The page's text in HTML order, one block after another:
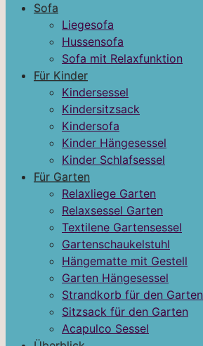
Sofa
Liegesofa
Hussensofa
Sofa mit Relaxfunktion
Für Kinder
Kindersessel
Kindersitzsack
Kindersofa
Kinder Hängesessel
Kinder Schlafsessel
Für Garten
Relaxliege Garten
Relaxsessel Garten
Textilene Gartensessel
Gartenschaukelstuhl
Hängematte mit Gestell
Garten Hängesessel
Strandkorb für den Garten
Sitzsack für den Garten
Acapulco Sessel